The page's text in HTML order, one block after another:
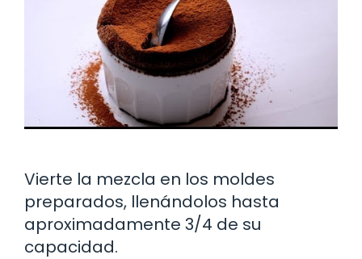
Vierte la mezcla en los moldes
preparados, llenándolos hasta
aproximadamente 3/4 de su
capacidad.